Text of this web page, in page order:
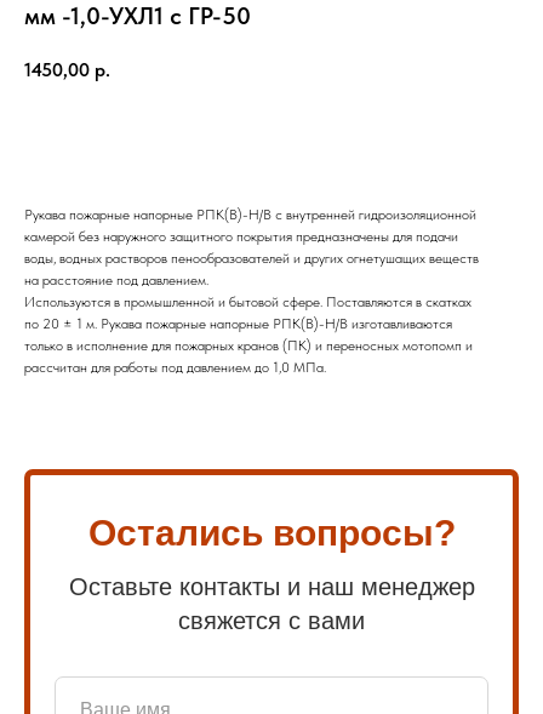
мм -1,0-УХЛ1 с ГР-50
1450,00 р.
Рукава пожарные напорные РПК(В)-Н/В с внутренней гидроизоляционной
камерой без наружного защитного покрытия предназначены для подачи
воды, водных растворов пенообразователей и других огнетушащих веществ
на расстояние под давлением.
Используются в промышленной и бытовой сфере. Поставляются в скатках
по 20 ± 1 м. Рукава пожарные напорные РПК(В)-Н/В изготавливаются
только в исполнение для пожарных кранов (ПК) и переносных мотопомп и
рассчитан для работы под давлением до 1,0 МПа.
Остались вопросы?
Оставьте контакты и наш менеджер
свяжется с вами